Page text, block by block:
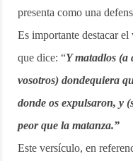
presenta como una
Es importante destacar
que dice: “Y matadlos (a
vosotros) dondequiera
donde os expulsaron, y
peor que la matanza.”
Este versículo, en